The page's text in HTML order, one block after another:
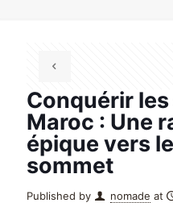
Conquérir
Maroc : Une
épique vers
sommet
Published by nomade at